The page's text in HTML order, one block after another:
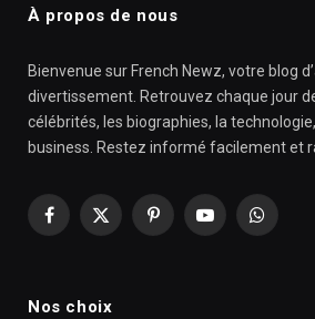
À propos de nous
Bienvenue sur French Newz, votre blog
divertissement. Retrouvez chaque jour
célébrités, les biographies, la
business. Restez informé facilement et
Facebook
X
PinterestYouTube
Nos choix